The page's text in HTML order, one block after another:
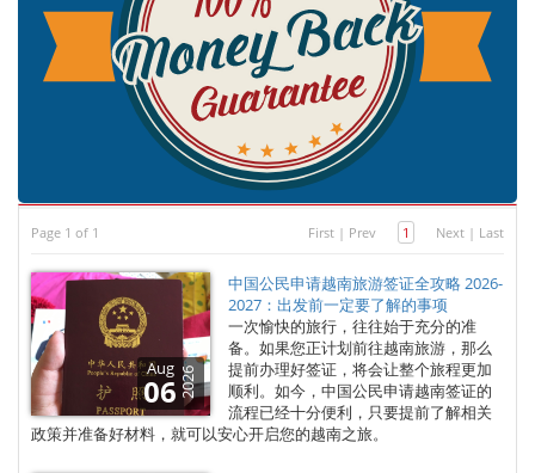
Page 1 of 1 First | Prev 1 Next | Last
Aug
06 2026
中国公民申请越南旅游签证全攻略 2026-
2027：出发前一定要了解的事项
一次愉快的旅行，往往始于充分的准
备。如果您正计划前往越南旅游，那么
提前办理好签证，将会让整个旅程更加
顺利。如今，中国公民申请越南签证的
流程已经十分便利，只要提前了解相关
政策并准备好材料，就可以安心开启您的越南之旅。